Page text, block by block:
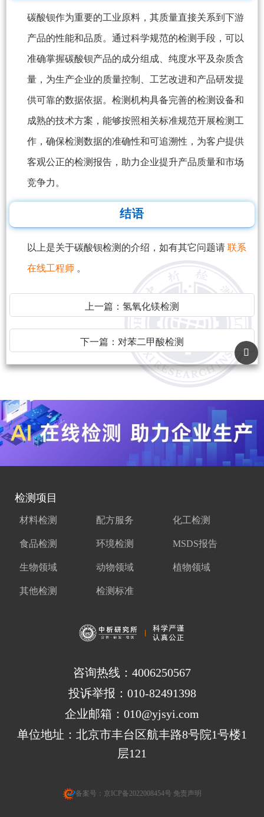
碳酸钡作为重要的工业原料，其质量直接关系到下游
产品的性能和品质。通过科学规范的检测手段，可以
准确掌握碳酸钡产品的成分组成、纯度水平及杂质含
量，为生产企业的质量控制、工艺改进和产品研发提
供可靠的数据依据。检测机构具备完善的检测设备和
成熟的技术方案，能够按照相关标准规范开展检测工
作，确保检测数据的准确性和可追溯性，为客户提供
客观公正的检测报告，助力企业提升产品质量和市场
竞争力。
结语
以上是关于碳酸钡检测的介绍，如有其它问题请 联系
在线工程师 。
上一篇： 氢氧化镁检测
下一篇： 对苯二甲酸检测
检测项目
材料检测 配方服务 化工检测
食品检测 环境检测 MSDS报告
生物领域 动物领域 植物领域
其他检测 检测标准
咨询热线：4006250567
投诉举报：010-82491398
企业邮箱：010@yjsyi.com
单位地址：北京市丰台区航丰路8号院1号楼1
层121
备案号： 京ICP备2022008454号 免责声明